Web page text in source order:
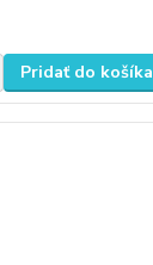
Pridať do košíka